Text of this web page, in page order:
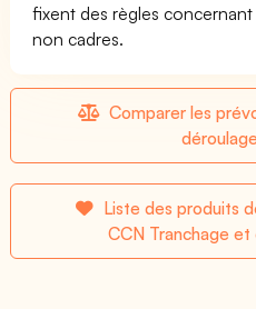
fixent des règles
non cadres.
Comparer les
Liste des produits
CCN Tranchage